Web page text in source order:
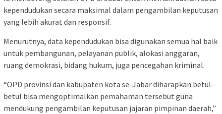
kependudukan secara maksimal dalam pengambilan keputusan
yang lebih akurat dan responsif.
Menurutnya, data kependudukan bisa digunakan semua hal baik
untuk pembangunan, pelayanan publik, alokasi anggaran,
ruang demokrasi, bidang hukum, juga pencegahan kriminal.
“OPD provinsi dan kabupaten kota se-Jabar diharapkan betul-
betul bisa mengoptimalkan pemahaman tersebut guna
mendukung pengambilan keputusan jajaran pimpinan daerah,”